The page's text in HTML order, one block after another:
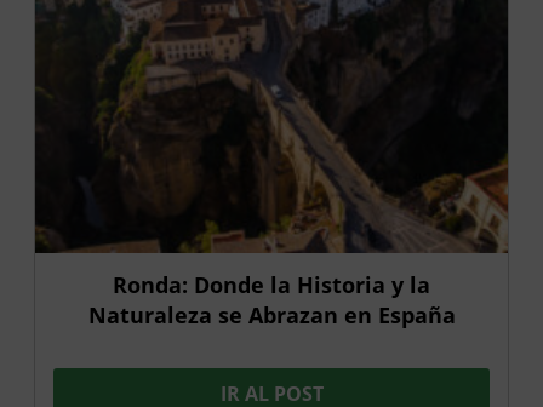
Ronda: Donde la Historia y la
Naturaleza se Abrazan en España
IR AL POST